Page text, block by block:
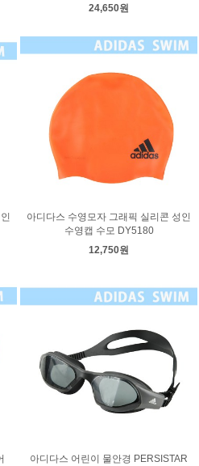
24,650원
아디다스 수영모자 그래픽 실리콘 성인
수영캡 수모 DY5180
12,750원
아디다스 어린이 물안경 PERSISTAR